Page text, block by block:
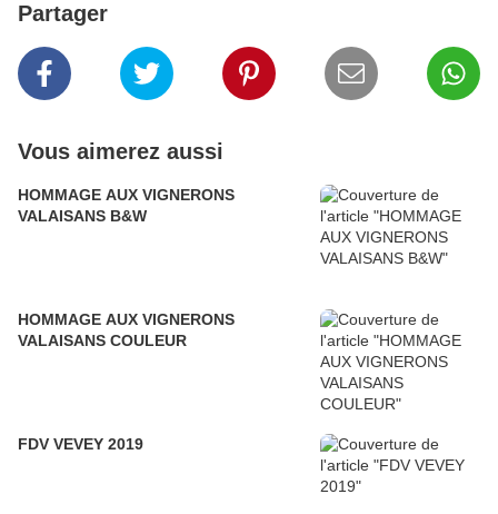
Partager
Vous aimerez aussi
HOMMAGE AUX VIGNERONS
VALAISANS B&W
HOMMAGE AUX VIGNERONS
VALAISANS COULEUR
FDV VEVEY 2019